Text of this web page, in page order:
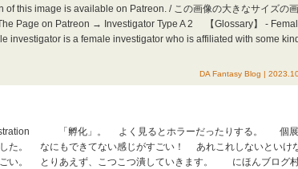
of this image is available on Patreon. / この画像の大きなサイズの
Page on Patreon → Investigator Type A 2 【Glossary】 -
investigator is a female investigator who is affiliated with some
DA Fantasy Blog |
「孵化」。 よく見るとホラーだったりする。 個展
した。 なにもできてない感じがすごい！ あれこれしないといけ
ごい。 とりあえず、こつこつ潰していきます。 にほんブロ